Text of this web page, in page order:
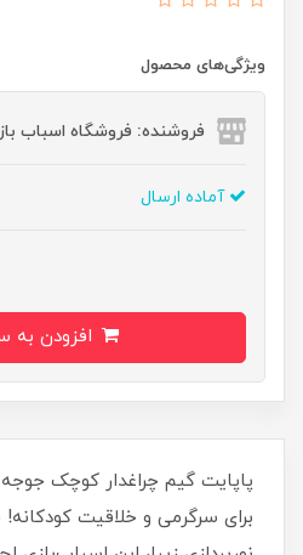
ویژگی‌های محصول
فروشنده: فروشگاه اسباب
آماده ارسال
برای سرگرمی و خلاقیت